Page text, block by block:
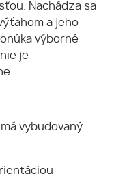
Nachádza sa
a jeho
výborné
je
vybudovaný